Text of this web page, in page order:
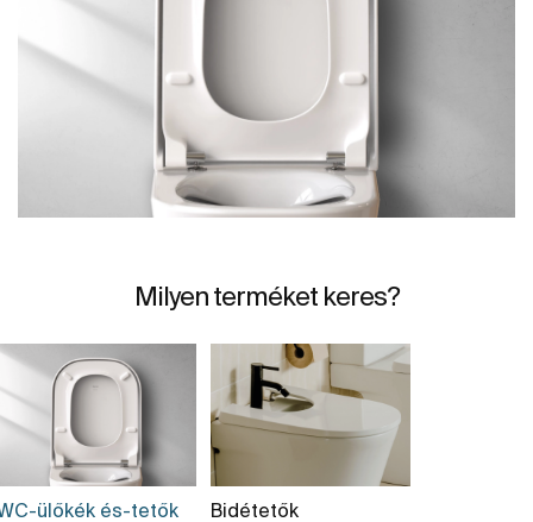
Milyen terméket keres?
ülőkék és-tetők
Bidétetők